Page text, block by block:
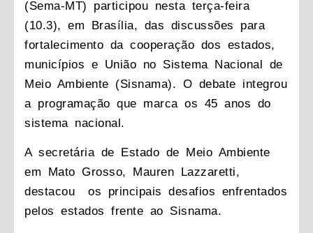
(Sema-MT) participou nesta terça-feira
(10.3), em Brasília, das discussões para
fortalecimento da cooperação dos estados,
municípios e União no Sistema Nacional de
Meio Ambiente (Sisnama). O debate integrou
a programação que marca os 45 anos do
sistema nacional.
A secretária de Estado de Meio Ambiente
em Mato Grosso, Mauren Lazzaretti,
destacou os principais desafios enfrentados
pelos estados frente ao Sisnama.